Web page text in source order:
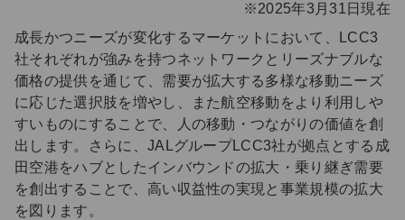
※2025年3月31日現在
成長かつニーズが変化するマーケットにおいて、LCC3
社それぞれが強みを持つネットワークとリーズナブルな
価格の提供を通じて、需要が拡大する多様な移動ニーズ
に応じた選択肢を増やし、また航空移動をより利用しや
すいものにすることで、人の移動・つながりの価値を創
出します。さらに、JALグループLCC3社が拠点とする成
田空港をハブとしたインバウンドの拡大・乗り継ぎ需要
を創出することで、高い収益性の実現と事業規模の拡大
を図ります。